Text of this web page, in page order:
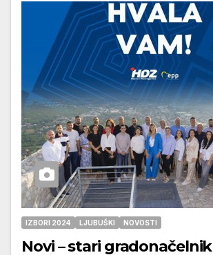
IZBORI 2024 LJUBUŠKI NOVOSTI
Novi – stari gradonačelnik